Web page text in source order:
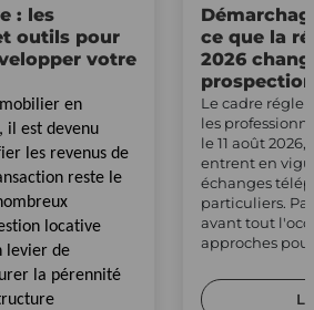
: les
outils pour
votre
en
il est devenu
les revenus de
reste le
locative
levier de
la pérennité
ce que la
2026
prospection
Le cadre
les
le 11 août
entrent en
échanges
particuliers.
avant tout
approches